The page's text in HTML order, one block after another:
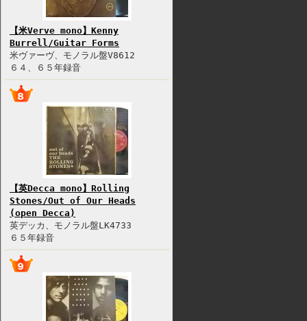
【米Verve mono】Kenny
Burrell/Guitar Forms
米ヴァーヴ、モノラル盤V8612
６４、６５年録音
【英Decca mono】Rolling
Stones/Out of Our Heads
(open Decca)
英デッカ、モノラル盤LK4733
６５年録音